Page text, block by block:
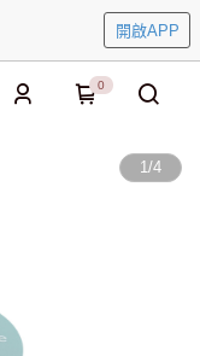
開啟APP
0
1/4